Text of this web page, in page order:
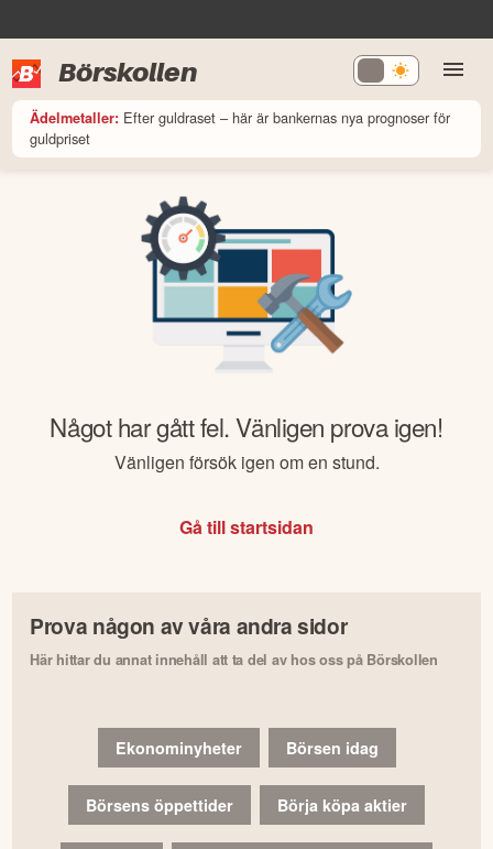
Börskollen
Ädelmetaller: Efter guldraset – här är bankernas nya prognoser för
guldpriset
Något har gått fel. Vänligen prova igen!
Vänligen försök igen om en stund.
Gå till startsidan
Prova någon av våra andra sidor
Här hittar du annat innehåll att ta del av hos oss på Börskollen
Ekonominyheter Börsen idag
Börsens öppettider Börja köpa aktier